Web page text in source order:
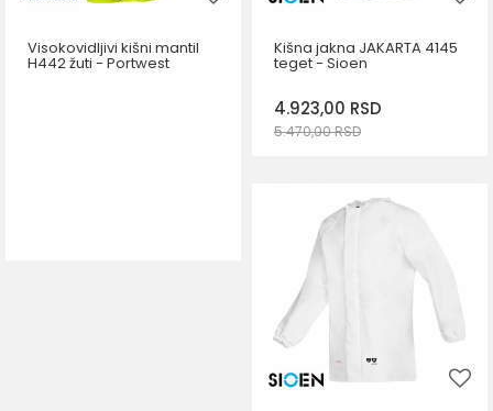
Visokovidljivi kišni mantil
H442 žuti - Portwest
Kišna jakna JAKARTA 4145
teget - Sioen
4.923,00 RSD
5.470,00RSD
2XL
DODAJ U KORPU